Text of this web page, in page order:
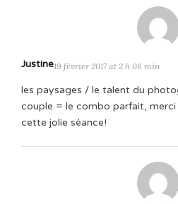
Justine19 février 2017 at 2 h 08 min
les paysages / le talent du
couple = le combo parfait,
cette jolie séance!